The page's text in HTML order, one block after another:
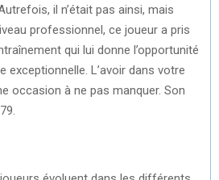
il n’était pas ainsi, mais
professionnel, ce joueur a pris
qui lui donne l’opportunité
exceptionnelle. L’avoir dans votre
occasion à ne pas manquer. Son